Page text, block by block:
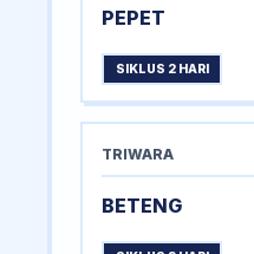
PEPET
SIKLUS 2 HARI
TRIWARA
BETENG